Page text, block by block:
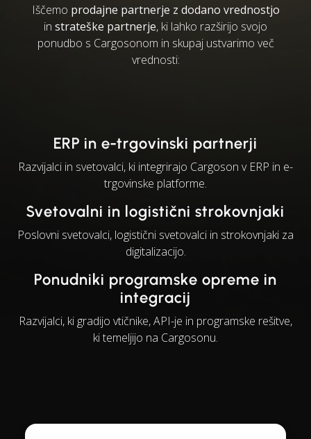
Iščemo prodajne partnerje z dodano vrednostjo
in strateške partnerje, ki lahko razširijo svojo
ponudbo s Cargosonom in skupaj ustvarimo več
vrednosti:
ERP in e-trgovinski partnerji
Razvijalci in svetovalci, ki integrirajo Cargoson v ERP in e-
trgovinske platforme.
Svetovalni in logistični strokovnjaki
Poslovni svetovalci, logistični svetovalci in strokovnjaki za
digitalizacijo.
Ponudniki programske opreme in
integracij
Razvijalci, ki gradijo vtičnike, API-je in programske rešitve,
ki temeljijo na Cargosonu.